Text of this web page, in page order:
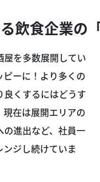
飲食企業の
を多数展開してい
ーに！より多くの
良くするにはどうす
在は展開エリアの
進出など、社員一
ジし続けていま